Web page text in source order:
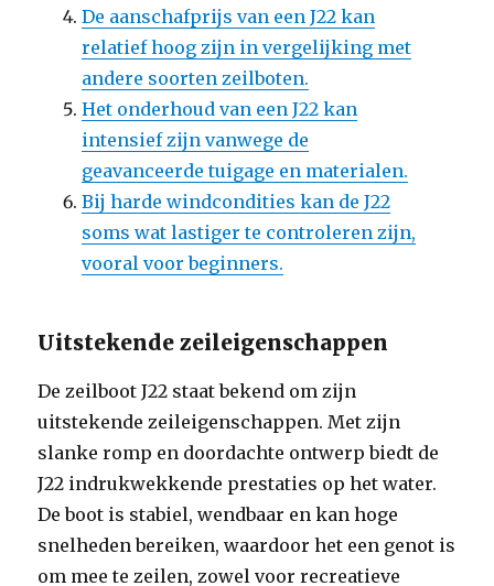
De aanschafprijs van een J22 kan
relatief hoog zijn in vergelijking met
andere soorten zeilboten.
Het onderhoud van een J22 kan
intensief zijn vanwege de
geavanceerde tuigage en materialen.
Bij harde windcondities kan de J22
soms wat lastiger te controleren zijn,
vooral voor beginners.
Uitstekende zeileigenschappen
De zeilboot J22 staat bekend om zijn
uitstekende zeileigenschappen. Met zijn
slanke romp en doordachte ontwerp biedt de
J22 indrukwekkende prestaties op het water.
De boot is stabiel, wendbaar en kan hoge
snelheden bereiken, waardoor het een genot is
om mee te zeilen, zowel voor recreatieve